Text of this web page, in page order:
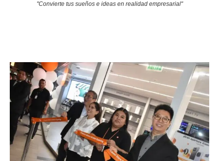
"Convierte tus sueños e ideas en realidad empresarial"